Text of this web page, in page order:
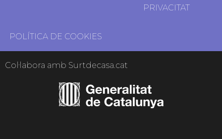
PRIVACITAT
POLÍTICA DE COOKIES
Col·labora amb Surtdecasa.cat